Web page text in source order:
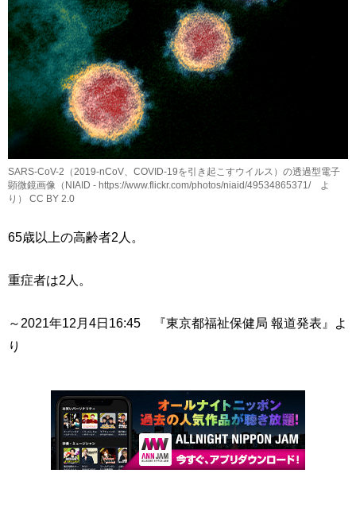
SARS-CoV-2（2019-nCoV、COVID-19を引き起こすウイルス）の透過型電子
顕微鏡画像（NIAID - https://www.flickr.com/photos/niaid/49534865371/ よ
り） CC BY 2.0
65歳以上の高齢者2人。
重症者は2人。
～2021年12月4日16:45 『東京都福祉保健局 報道発表』よ
り